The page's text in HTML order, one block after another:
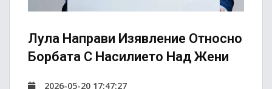
Лула Направи Изявление Относно
Борбата С Насилието Над Жени
2026-05-20 17:47:27